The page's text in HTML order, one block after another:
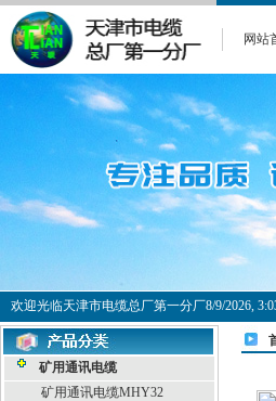
网站
欢迎光临天津市电缆总厂第一分厂8/9/2026,
矿用通讯电缆
矿用通讯电缆MHY32